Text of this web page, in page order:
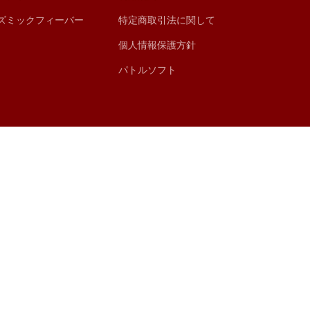
ミックフィーバー 特定商取引法に関して
個人情報保護方針
パトルソフト